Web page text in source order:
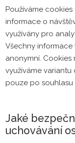
Používáme
informace o
využívány pro
Všechny informace
anonymní.
využíváme
pouze po
Jaké
uchovávání